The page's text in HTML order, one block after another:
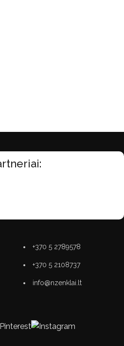
+370 5 2789578
+370 5 2108737
info@nzenklai.lt